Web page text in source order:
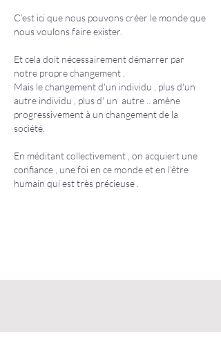
C’est ici que nous pouvons créer le monde que
nous voulons faire exister.
Et cela doit nécessairement démarrer par
notre propre changement .
Mais le changement d'un individu , plus d'un
autre individu , plus d' un autre .. amène
progressivement à un changement de la
société.
En méditant collectivement , on acquiert une
confiance , une foi en ce monde et en l'être
humain qui est très précieuse .